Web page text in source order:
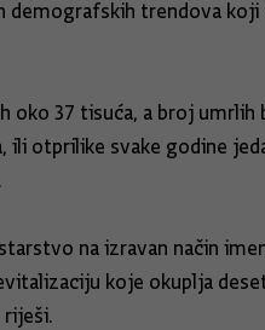
demografskih trendova
37 tisuća, a broj umrlih
ili otprilike svake godine
na izravan način
koje okuplja